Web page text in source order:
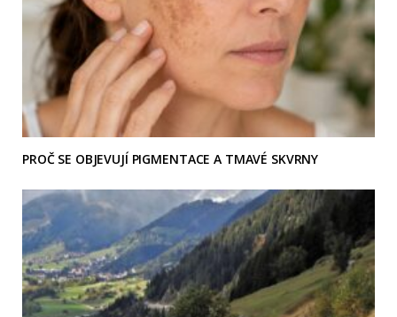
PROČ SE OBJEVUJÍ PIGMENTACE A TMAVÉ SKVRNY